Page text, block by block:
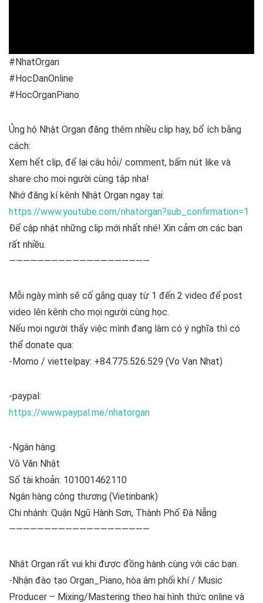
#NhatOrgan
#HocDanOnline
#HocOrganPiano
Ủng hộ Nhật Organ đăng thêm nhiều clip hay, bổ ích bằng
cách:
Xem hết clip, để lại câu hỏi/ comment, bấm nút like và
share cho mọi người cùng tập nha!
Nhớ đăng kí kênh Nhật Organ ngay tại:
https://www.youtube.com/nhatorgan?sub_confirmation=1
Để cập nhật những clip mới nhất nhé! Xin cảm ơn các bạn
rất nhiều.
————————————————————
Mỗi ngày mình sẽ cố gắng quay từ 1 đến 2 video để post
video lên kênh cho mọi người cùng học.
Nếu mọi người thấy việc mình đang làm có ý nghĩa thì có
thể donate qua:
-Momo / viettelpay: +84.775.526.529 (Vo Van Nhat)
-paypal:
https://www.paypal.me/nhatorgan
-Ngân hàng:
Võ Văn Nhật
Số tài khoản: 101001462110
Ngân hàng công thương (Vietinbank)
Chi nhánh: Quận Ngũ Hành Sơn, Thành Phố Đà Nẵng
————————————————————
Nhật Organ rất vui khi được đồng hành cùng với các bạn.
-Nhận đào tạo Organ_Piano, hòa âm phối khí / Music
Producer – Mixing/Mastering theo hai hình thức online và